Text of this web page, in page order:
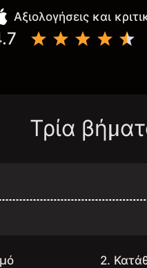
Αξιολογήσεις και
Τρία
2.